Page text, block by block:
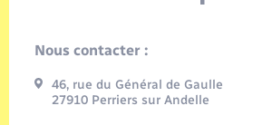
Nous contacter :
46, rue du Général de Gaulle
27910 Perriers sur Andelle